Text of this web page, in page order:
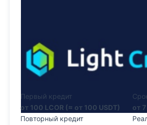
Первый кредит
от 100 LCOR (≈ от 100 USDT)
Повторный кредит
от